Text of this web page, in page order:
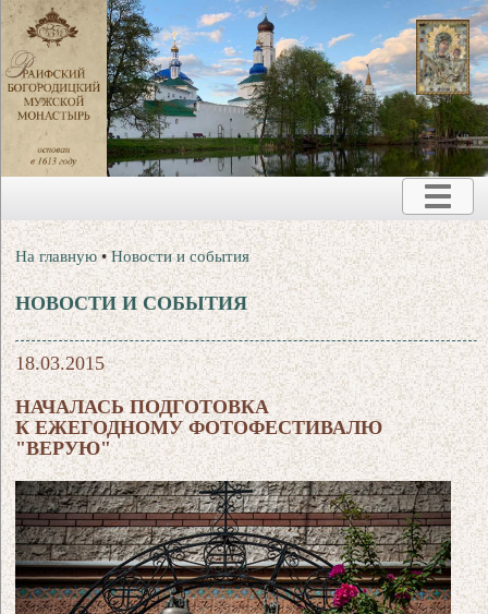
На главную •Новости и события
НОВОСТИ И СОБЫТИЯ
18.03.2015
НАЧАЛАСЬ ПОДГОТОВКА
К ЕЖЕГОДНОМУ ФОТОФЕСТИВАЛЮ
"ВЕРУЮ"